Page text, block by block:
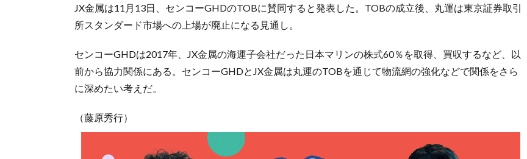
JX金属は11月13日、センコーGHDのTOBに賛同すると発表した。TOBの成立後、丸運は東京証券取引
所スタンダード市場への上場が廃止になる見通し。
センコーGHDは2017年、JX金属の海運子会社だった日本マリンの株式60％を取得、買収するなど、以
前から協力関係にある。センコーGHDとJX金属は丸運のTOBを通じて物流網の強化などで関係をさら
に深めたい考えだ。
（藤原秀行）